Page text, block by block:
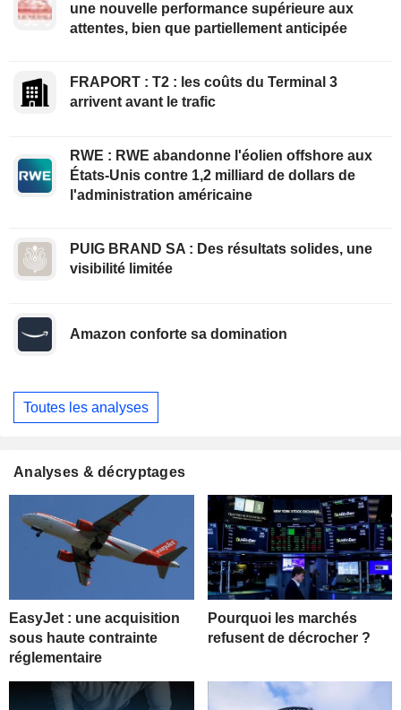
une nouvelle performance supérieure aux
attentes, bien que partiellement anticipée
FRAPORT : T2 : les coûts du Terminal 3
arrivent avant le trafic
RWE : RWE abandonne l'éolien offshore aux
États-Unis contre 1,2 milliard de dollars de
l'administration américaine
PUIG BRAND SA : Des résultats solides, une
visibilité limitée
Amazon conforte sa domination
Toutes les analyses
Analyses & décryptages
EasyJet : une acquisition
sous haute contrainte
réglementaire
Pourquoi les marchés
refusent de décrocher ?